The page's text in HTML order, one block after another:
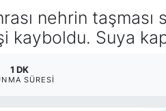
nehrin taşması
kayboldu. Suya
1 DK
SÜRESI